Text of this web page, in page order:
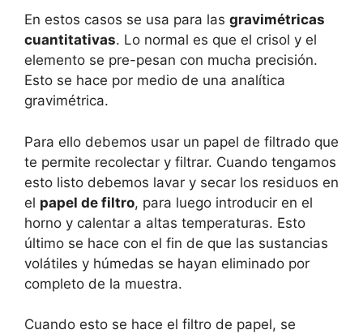
En estos casos se usa para las gravimétricas
cuantitativas. Lo normal es que el crisol y el
elemento se pre-pesan con mucha precisión.
Esto se hace por medio de una analítica
gravimétrica.
Para ello debemos usar un papel de filtrado que
te permite recolectar y filtrar. Cuando tengamos
esto listo debemos lavar y secar los residuos en
el papel de filtro, para luego introducir en el
horno y calentar a altas temperaturas. Esto
último se hace con el fin de que las sustancias
volátiles y húmedas se hayan eliminado por
completo de la muestra.
Cuando esto se hace el filtro de papel, se